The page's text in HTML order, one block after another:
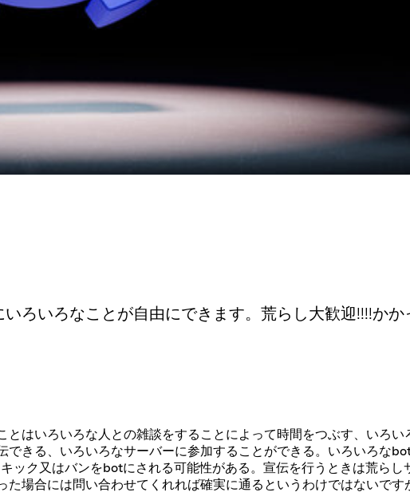
ろいろなことが自由にできます。荒らし大歓迎!!!!か
とはいろいろな人との雑談をすることによって時間をつぶす、いろ
できる、いろいろなサーバーに参加することができる。いろいろな
ック又はバンをbotにされる可能性がある。宣伝を行うときは荒ら
場合には問い合わせてくれれば確実に通るというわけではないです